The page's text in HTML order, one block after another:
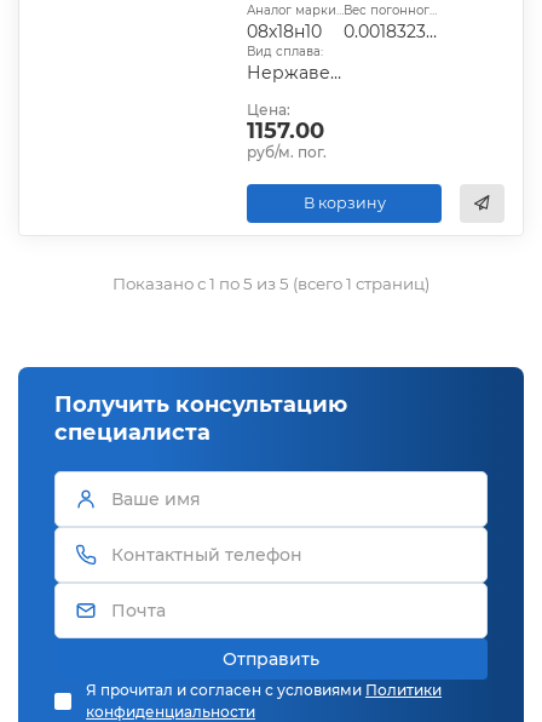
Аналог марки стали:
08х18н10
Вес погонного метра, т.:
0.0018323925
Вид сплава:
Нержавеющая сталь
Цена:
1157.00
руб/м. пог.
В корзину
Показано с 1 по 5 из 5 (всего 1 страниц)
Получить консультацию
специалиста
Отправить
Я прочитал и согласен с условиями Политики
конфиденциальности